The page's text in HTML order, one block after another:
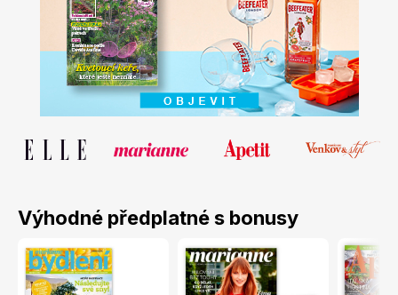
Sudoku a křížovky
Burda Easy
Burda Best of Plus
Výhodné předplatné s bonusy